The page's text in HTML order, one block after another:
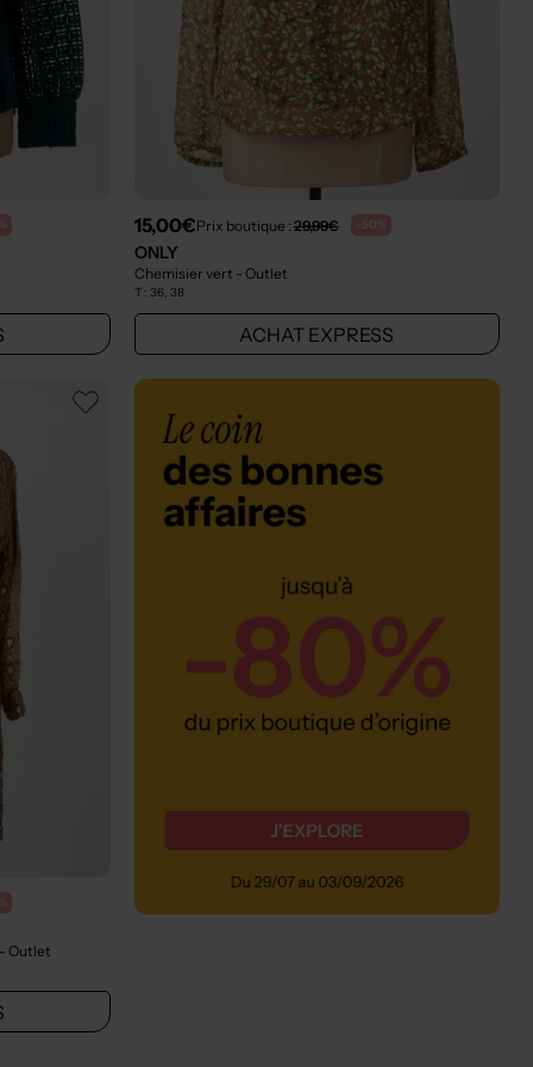
15,00€Prix boutique : 29,99€ -50%
ONLY
Chemisier vert - Outlet
T : 36, 38
ACHAT EXPRESS
Outlet